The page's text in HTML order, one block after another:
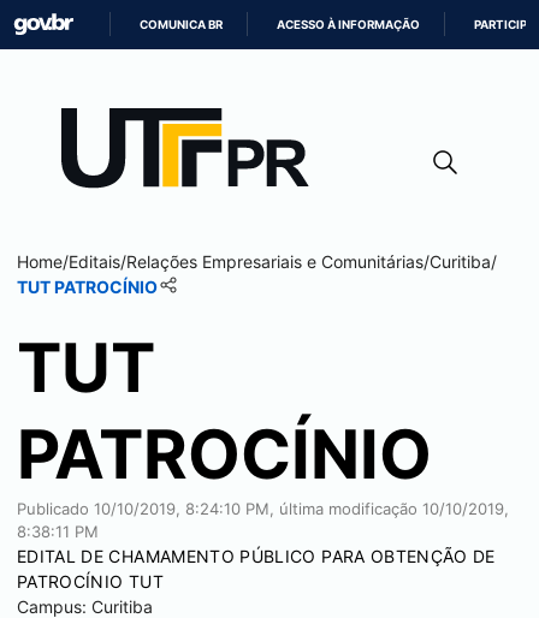
CONTEÚDO
COMUNICA BR ACESSO À INFORMAÇÃO PARTICIPE
Home/Editais/Relações Empresariais e Comunitárias/Curitiba/
TUT PATROCÍNIO
TUT
PATROCÍNIO
Publicado 10/10/2019, 8:24:10 PM , última modificação 10/10/2019,
8:38:11 PM
EDITAL DE CHAMAMENTO PÚBLICO PARA OBTENÇÃO DE
PATROCÍNIO TUT
Campus: Curitiba